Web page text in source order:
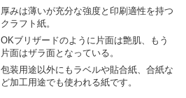
厚みは薄いが充分な強度と印刷適性を持つ
クラフト紙。
OKブリザードのように片面は艶肌、もう
片面はザラ面となっている。
包装用途以外にもラベルや貼合紙、合紙な
ど加工用途でも使われる紙です。